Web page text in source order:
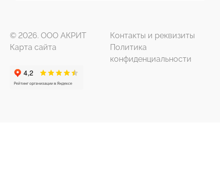
© 2026. ООО АКРИТ
Контакты и реквизиты
Карта сайта
Политика
конфиденциальности